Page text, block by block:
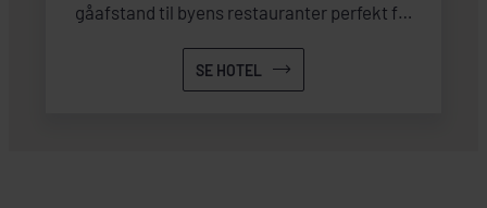
gåafstand til byens restauranter perfekt før
SE HOTEL